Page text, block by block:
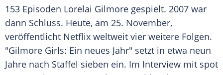
153 Episoden Lorelai Gilmore gespielt. 2007 war
dann Schluss. Heute, am 25. November,
veröffentlicht Netflix weltweit vier weitere Folgen.
"Gilmore Girls: Ein neues Jahr" setzt in etwa neun
Jahre nach Staffel sieben ein. Im Interview mit spot